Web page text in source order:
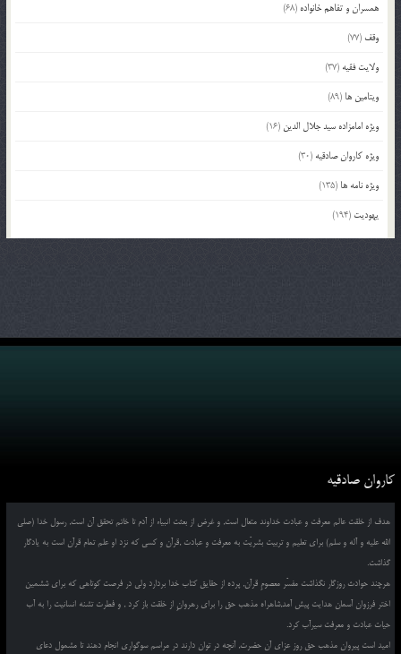
همسران و تفاهم خانواده (68)
وقف (77)
ولایت فقیه (37)
ویتامین ها (89)
ویژه امامزاده سید جلال الدین (16)
ویژه کاروان صادقیه (30)
ویژه نامه ها (135)
یهودیت (194)
کاروان صادقیه
هدف از خلقت عالم معرفت و عبادت خداوند متعال است, و غرض از بعثت انبیاء از آدم تا خاتم تحقق آن است, رسول خدا (صلی
الله علیه و آله و سلم) برای تعلیم و تربیت بشریّت به معرفت و عبادت ,قرآن و کسی که نزد او علم تمام قرآن است به یادگار
گذاشت.
هرچند حوادث روزگار نگذاشت مفسّر معصومِ قرآن, پرده از حقایق کتاب خدا بردارد ولی در فرصت کوتاهی که برای ششمین
اختر فرزوان آسمان هدایت پیش آمد,شاهراه مذهب حق را برای رهروانِ از خلقت باز کرد , و فطرت تشنه انسانیت را به آب
حیات عبادت و معرفت سیرآب کرد.
امید است پیروان مذهب حق روز عزای آن حضرت, آنچه در توان دارند در مراسم سوگواری انجام دهند تا مشمول دعای